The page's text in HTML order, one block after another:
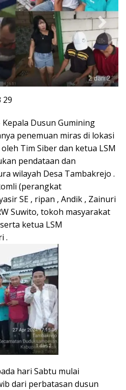
29
Dusun Gumining
penemuan miras di lokasi
Tim Siber dan ketua LSM
pendataan dan
wilayah Desa Tambakrejo .
(perangkat
SE , ripan , Andik , Zainuri
Suwito, tokoh masyarakat
ketua LSM
.
hari Sabtu mulai
dari perbatasan dusun